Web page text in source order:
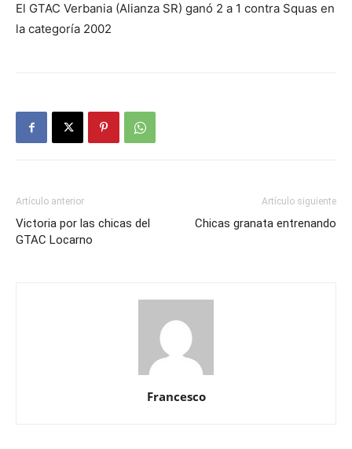
El GTAC Verbania (Alianza SR) ganó 2 a 1 contra Squas en
la categoría 2002
Artículo anterior
Victoria por las chicas del
GTAC Locarno
Artículo siguiente
Chicas granata entrenando
Francesco